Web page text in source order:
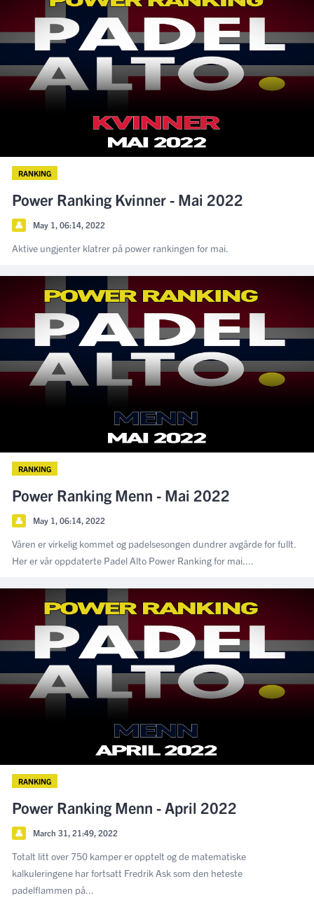
RANKING
Power Ranking Kvinner - Mai 2022
👤 May 1, 06:14, 2022
Aktive ungjenter klatrer på power rankingen for mai.
RANKING
Power Ranking Menn - Mai 2022
👤 May 1, 06:14, 2022
Våren er virkelig kommet og padelsesongen dundrer avgårde for fullt.
Her er vår oppdaterte Padel Alto Power Ranking for mai....
RANKING
Power Ranking Menn - April 2022
👤 March 31, 21:49, 2022
Totalt litt over 750 kamper er opptelt og de matematiske
kalkuleringene har fortsatt Fredrik Ask som den heteste
padelflammen på...